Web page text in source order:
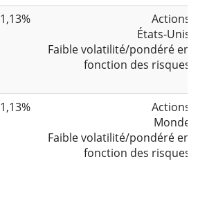
1,13%
Actions
États-Unis
Faible volatilité/pondéré en
fonction des risques
1,13%
Actions
Monde
Faible volatilité/pondéré en
fonction des risques